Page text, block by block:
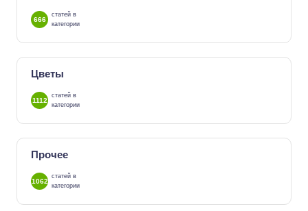
666
статей в
категории
Цветы
1112
статей в
категории
Прочее
1062
статей в
категории